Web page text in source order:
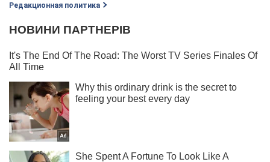
Редакционная политика